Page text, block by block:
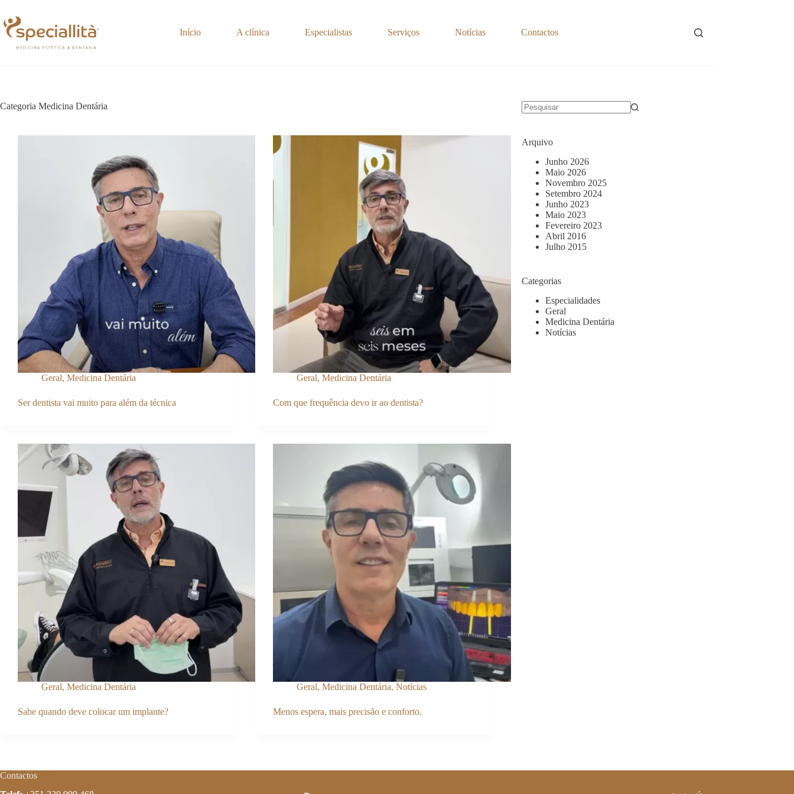
para
o
conteúdo
Início A clínica Especialistas Serviços Notícias Contactos
Categoria Medicina Dentária
Geral, Medicina Dentária
Ser dentista vai muito para além da técnica
Geral,Medicina Dentária
Com que frequência devo ir ao dentista?
Geral, Medicina Dentária
Sabe quando deve colocar um implante?
Geral,Medicina Dentária,Notícias
Menos espera, mais precisão e conforto.
Arquivo
Junho 2026
Maio 2026
Novembro 2025
Setembro 2024
Junho 2023
Maio 2023
Fevereiro 2023
Abril 2016
Julho 2015
Categorias
Especialidades
Geral
Medicina Dentária
Notícias
Contactos